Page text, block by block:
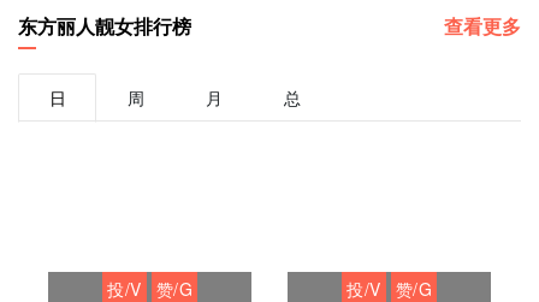
东方丽人靓女排行榜 查看更多
日 周 月 总
投/V
赞/G
投/V
赞/G